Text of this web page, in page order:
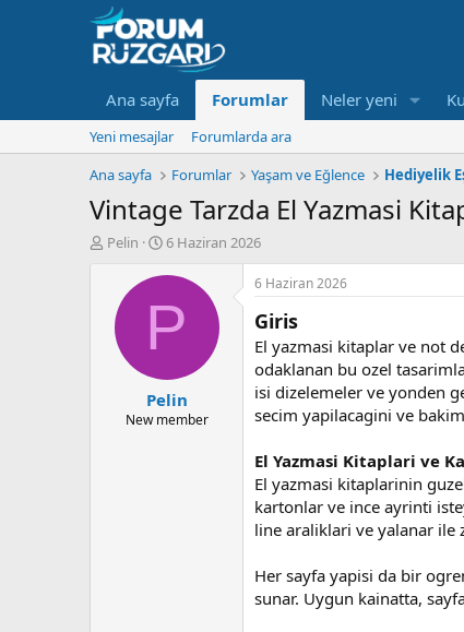
Ana sayfa Forumlar Neler yeni
Yeni mesajlar
Forumlarda ara
Ana sayfa
Forumlar Yaşam ve Eğlence Hediyelik
Vintage Tarzda El Yazmasi
K
Pelin
B
ş
n
ı
ç
t
6 Haziran 2026
P
Pelin
New member
6 Haziran 2026
Giris
El yazmasi kitaplar ve not
odaklanan bu ozel
isi dizelemeler ve yonden
secim yapilacagini ve
El Yazmasi Kitaplari ve
El yazmasi kitaplarinin
kartonlar ve ince ayrinti
line araliklari ve yalanar
Her sayfa yapisi da bir
sunar. Uygun kainatta,